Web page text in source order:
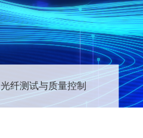
光纤测试与质量控制